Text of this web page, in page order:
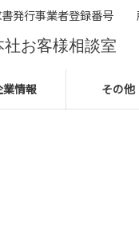
社お客様相談室
社代表電話番号
業情報 その他
発行事業者登録番号